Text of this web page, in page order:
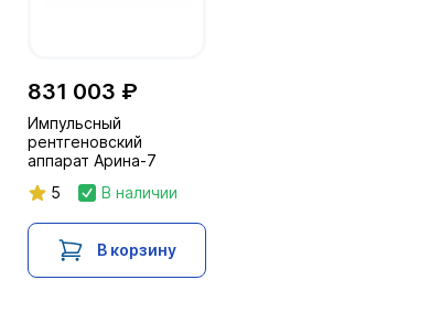
831 003 ₽
Импульсный
рентгеновский
аппарат Арина-7
5
В наличии
В корзину